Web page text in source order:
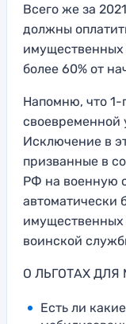
Всего же за
должны
имущественных
более 60% от
Напомню, что 1-
своевременной
Исключение в
призванные в
РФ на военную
автоматически
имущественных
воинской
О ЛЬГОТАХ
Есть ли